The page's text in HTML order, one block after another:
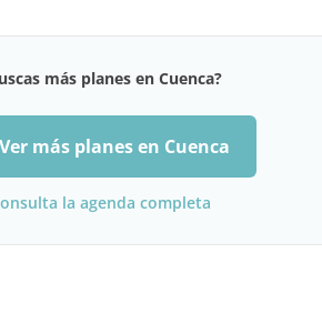
más planes en Cuenca?
más planes en Cuenca
la agenda completa